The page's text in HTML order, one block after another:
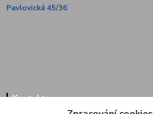
Pavlovická 45/36
Kontakty